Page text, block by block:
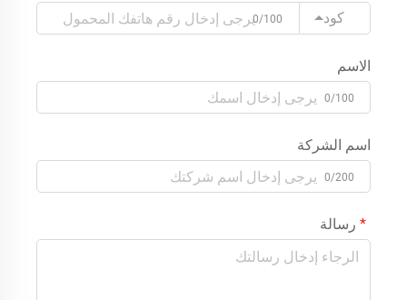
كود
0/100
الاسم
0/100
اسم الشركة
0/200
رسالة